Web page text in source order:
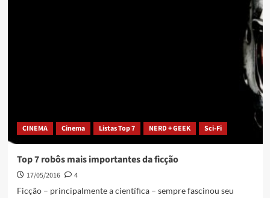
CINEMA Cinema Listas Top 7 NERD + GEEK Sci-Fi
Top 7 robôs mais importantes da ficção
17/05/2016
4
Ficção – principalmente a científica – sempre fascinou seu